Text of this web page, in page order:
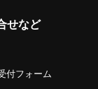
せなど
付フォーム